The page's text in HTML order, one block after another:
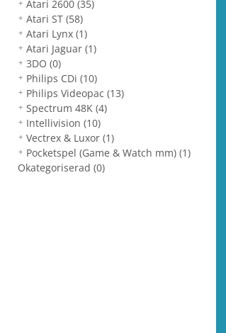
Atari 2600(35)
Atari ST(58)
Atari Lynx(1)
Atari Jaguar(1)
3DO(0)
Philips CDi(10)
Philips Videopac(13)
Spectrum 48K(4)
Intellivision(10)
Vectrex & Luxor(1)
Pocketspel (Game & Watch mm)(1)
Okategoriserad (0)